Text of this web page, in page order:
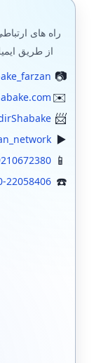
راه های
از طریق
22058406